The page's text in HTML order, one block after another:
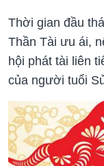
Thời gian đầu
Thần Tài ưu ái,
hội phát tài liên
của người tuổi